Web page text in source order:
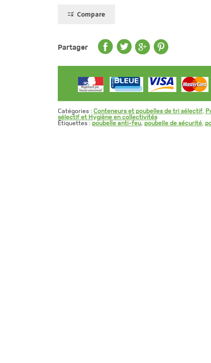
Compare
Partager
Catégories : Conteneurs et poubelles de tri sélectif,
sélectif et Hygiène en collectivités
Étiquettes : poubelle anti-feu, poubelle de sécurité,